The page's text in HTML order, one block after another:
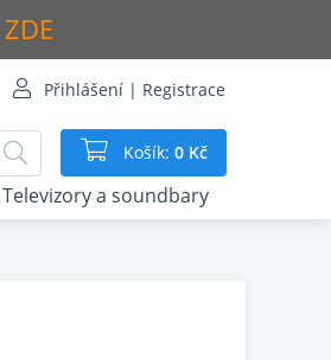
Přihlášení | Registrace
Košík: 0 Kč
Televizory a soundbary